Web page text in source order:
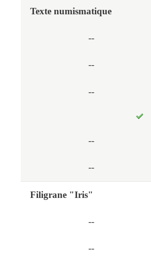
Texte numismatique
--
--
--
--
--
Filigrane "Iris"
--
--